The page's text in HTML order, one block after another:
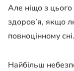
Але ніщо з
здоров’я, якщо
повноцінному сні.
Найбільш